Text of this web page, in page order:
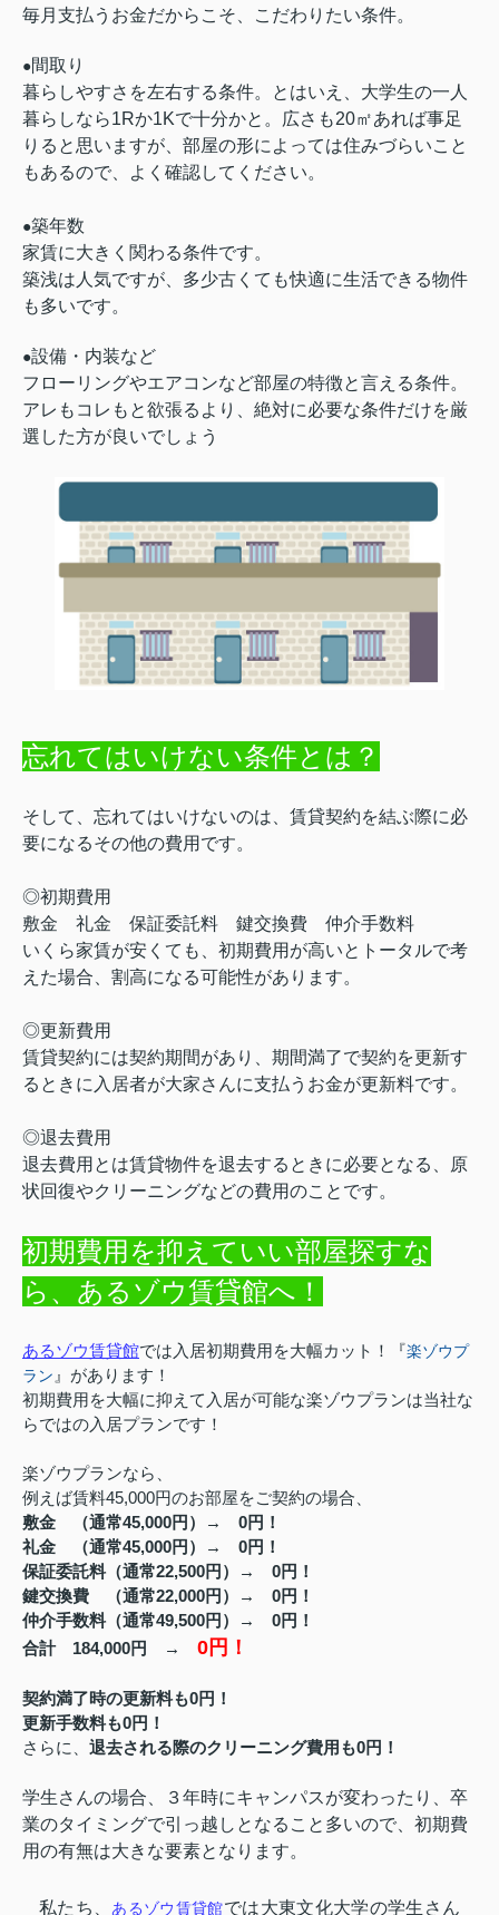
毎月支払うお金だからこそ、こだわりたい条件。
●間取り
暮らしやすさを左右する条件。とはいえ、大学生の一人
暮らしなら1Rか1Kで十分かと。広さも20㎡あれば事足
りると思いますが、部屋の形によっては住みづらいこと
もあるので、よく確認してください。
●築年数
家賃に大きく関わる条件です。
築浅は人気ですが、多少古くても快適に生活できる物件
も多いです。
●設備・内装など
フローリングやエアコンなど部屋の特徴と言える条件。
アレもコレもと欲張るより、絶対に必要な条件だけを厳
選した方が良いでしょう
忘れてはいけない条件とは？
そして、忘れてはいけないのは、賃貸契約を結ぶ際に必
要になるその他の費用です。
◎初期費用
敷金 礼金 保証委託料 鍵交換費 仲介手数料
いくら家賃が安くても、初期費用が高いとトータルで考
えた場合、割高になる可能性があります。
◎更新費用
賃貸契約には契約期間があり、期間満了で契約を更新す
るときに入居者が大家さんに支払うお金が更新料です。
◎退去費用
退去費用とは賃貸物件を退去するときに必要となる、原
状回復やクリーニングなどの費用のことです。
初期費用を抑えていい部屋探すな
ら、あるゾウ賃貸館へ！
あるゾウ賃貸館では入居初期費用を大幅カット！『楽ゾウプ
ラン 』があります！
初期費用を大幅に抑えて入居が可能な楽ゾウプランは当社な
らではの入居プランです！
楽ゾウプランなら、
例えば賃料45,000円のお部屋をご契約の場合、
敷金 （通常45,000円）→ 0円！
礼金 （通常45,000円）→ 0円！
保証委託料（通常22,500円）→ 0円！
鍵交換費 （通常22,000円）→ 0円！
仲介手数料（通常49,500円）→ 0円！
合計 184,000円 → 0円！
契約満了時の更新料も0円！
更新手数料も0円！
さらに、 退去される際のクリーニング費用も0円！
学生さんの場合、３年時にキャンパスが変わったり、卒
業のタイミングで引っ越しとなること多いので、初期費
用の有無は大きな要素となります。
私たち、 あるゾウ賃貸館では大東文化大学の学生さん